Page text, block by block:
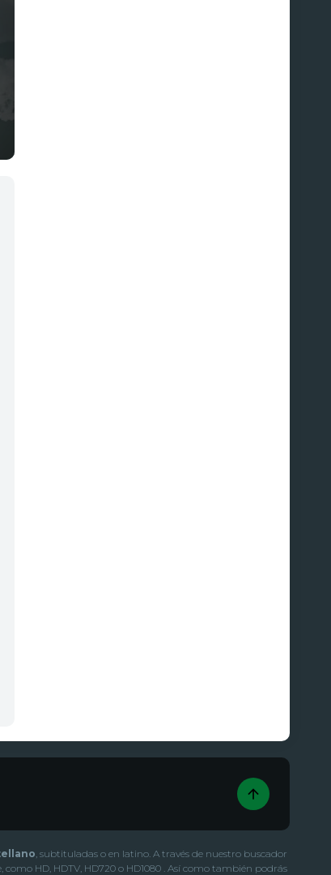
, subtituladas o en latino. A través de nuestro buscador
HD, HDTV, HD720 o HD1080 . Así como también podrás